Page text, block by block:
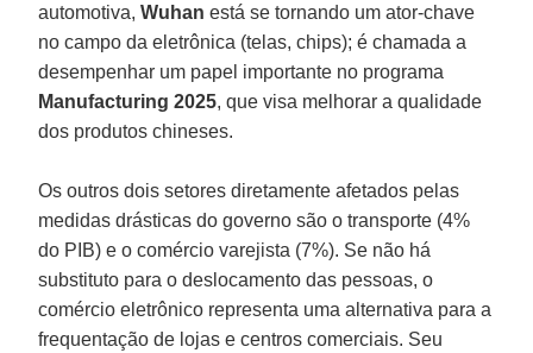
automotiva,Wuhan está se tornando um ator-chave
no campo da eletrônica (telas, chips); é chamada a
desempenhar um papel importante no programa
Manufacturing 2025, que visa melhorar a qualidade
dos produtos chineses.
Os outros dois setores diretamente afetados pelas
medidas drásticas do governo são o transporte (4%
do PIB) e o comércio varejista (7%). Se não há
substituto para o deslocamento das pessoas, o
comércio eletrônico representa uma alternativa para a
frequentação de lojas e centros comerciais. Seu